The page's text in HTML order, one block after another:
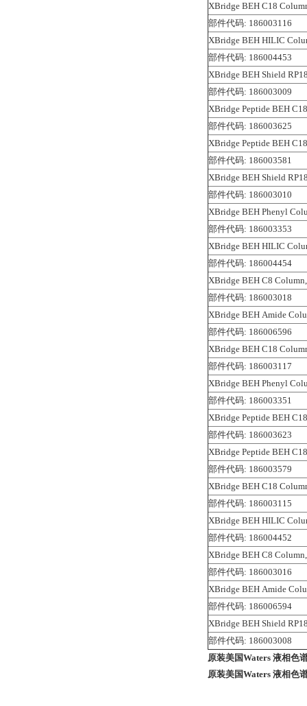
XBridge BEH C18
部件代码: 186003116
XBridge BEH HILIC
部件代码: 186004453
XBridge BEH Shield
部件代码: 186003009
XBridge Peptide BEH
部件代码: 186003625
XBridge Peptide BEH
部件代码: 186003581
XBridge BEH Shield
部件代码: 186003010
XBridge BEH Phenyl
部件代码: 186003353
XBridge BEH HILIC
部件代码: 186004454
XBridge BEH C8
部件代码: 186003018
XBridge BEH Amide
部件代码: 186006596
XBridge BEH C18
部件代码: 186003117
XBridge BEH Phenyl
部件代码: 186003351
XBridge Peptide BEH
部件代码: 186003623
XBridge Peptide BEH
部件代码: 186003579
XBridge BEH C18
部件代码: 186003115
XBridge BEH HILIC
部件代码: 186004452
XBridge BEH C8
部件代码: 186003016
XBridge BEH Amide
部件代码: 186006594
XBridge BEH Shield
部件代码: 186003008
原装美国Waters 液相色
原装美国Waters 液相色